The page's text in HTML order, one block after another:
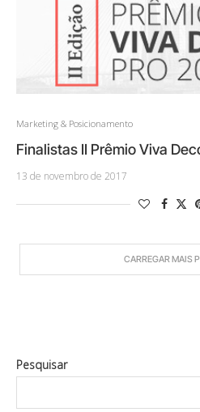
Marketing & Posicionamento
Finalistas II Prêmio Viva
13 de novembro de 2017
CARREGAR MAIS
Pesquisar